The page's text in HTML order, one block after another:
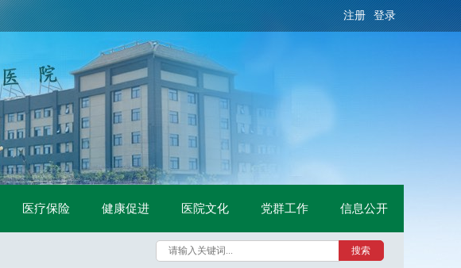
注册 登录
医疗保险 健康促进 医院文化 党群工作 信息公开
搜索